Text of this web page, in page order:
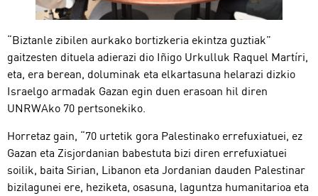
“Biztanle zibilen aurkako bortizkeria ekintza guztiak”
gaitzesten dituela adierazi dio Iñigo Urkulluk Raquel Martíri,
eta, era berean, doluminak eta elkartasuna helarazi dizkio
Israelgo armadak Gazan egin duen erasoan hil diren
UNRWAko 70 pertsonekiko.
Horretaz gain, “70 urtetik gora Palestinako errefuxiatuei, ez
Gazan eta Zisjordanian babestuta bizi diren errefuxiatuei
soilik, baita Sirian, Libanon eta Jordanian dauden Palestinar
bizilagunei ere, heziketa, osasuna, laguntza humanitarioa eta